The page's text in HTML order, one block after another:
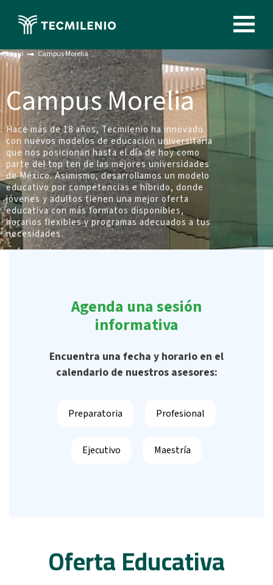
contenido
principal
Image
Inicio Campus Morelia
Campus Morelia
Hace más de 18 años, Tecmilenio ha innovado
con nuevos modelos de educación universitaria
que nos posicionan hasta el día de hoy como
parte del top ten de las mejores universidades
de México. Asimismo, desarrollamos un modelo
educativo por competencias e híbrido, donde
jóvenes y adultos tienen una mejor oferta
educativa con más formatos disponibles,
horarios flexibles y programas adecuados a tus
necesidades.
Agenda una sesión
informativa
Encuentra una fecha y horario en el
calendario de nuestros asesores:
Preparatoria Profesional
Ejecutivo Maestría
Oferta Educativa